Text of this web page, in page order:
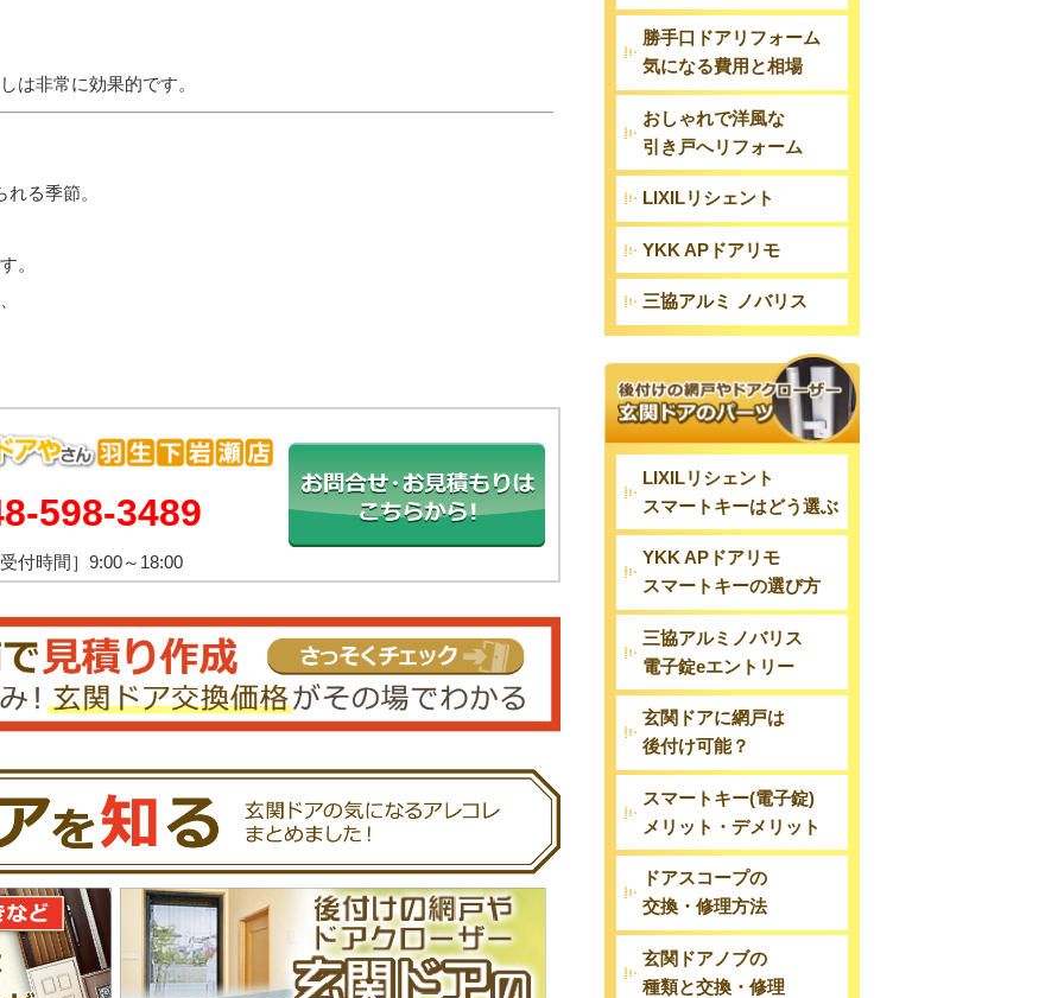
は非常に効果的です。
る季節。
。
598-3489
付時間］9:00～18:00
勝手口ドアリフォーム
気になる費用と相場
おしゃれで洋風な
引き戸へリフォーム
LIXILリシェント
YKK APドアリモ
三協アルミ ノバリス
LIXILリシェント
スマートキーはどう選ぶ
YKK APドアリモ
スマートキーの選び方
三協アルミノバリス
電子錠eエントリー
玄関ドアに網戸は
後付け可能？
スマートキー(電子錠)
メリット・デメリット
ドアスコープの
交換・修理方法
玄関ドアノブの
種類と交換・修理